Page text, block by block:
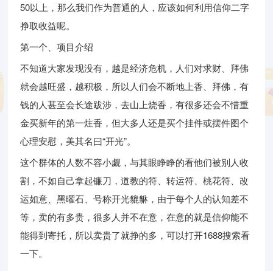
50以上，那么我们作为普通的人，应该如何利用信仰二字
挣取收益呢。
第一个、项目介绍
不知道大家发现没有，越是经济危机，人们对求财、拜佛
就会越旺盛，越积极，所以人们会不断地上香、拜佛，有
钱的人甚至会长途跋涉，去山上烧香，有很多还会不惜重
金买新年的第一炷香，但大多人还是买个挂件或摆件图个
心理安慰，美其名曰“开光”。
这个群体的人数不容小觑，与其眼睁睁的看他们被别人收
割，不如自己拿起镰刀，道教的符、转运符、桃花符、改
运如意、黑曜石、号称开光貔貅，由于每个人的认知差不
等，卖的有多贵，很多人并不在意，在意的就是信仰能不
能得到寄托，所以卖贵了就挣的多，可以打开1688搜索看
一下。